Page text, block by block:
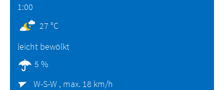
1:00
27 °C
leicht bewölkt
5 %
W-S-W , max. 18 km/h